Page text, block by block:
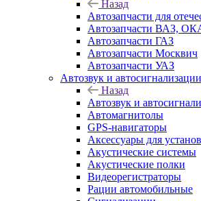
Назад
Автозапчасти для
Автозапчасти ВАЗ,
Автозапчасти ГАЗ
Автозапчасти Москвич
Автозапчасти УАЗ
Автозвук и автосигнализации
Назад
Автозвук и
Автомагнитолы
GPS-навигаторы
Аксессуары для
Акустические системы
Акустические полки
Видеорегистраторы
Рации автомобильные